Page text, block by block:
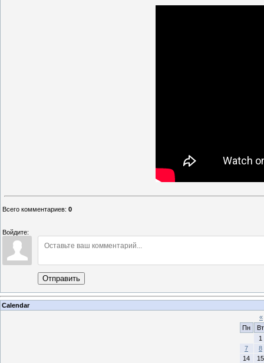
Всего комментариев: 0
Войдите:
Отправить
Calendar
«
Пн
Вт
1
7
8
14
15